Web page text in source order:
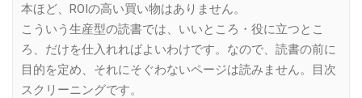
本ほど、ROIの高い買い物はありません。
こういう生産型の読書では、いいところ・役に立つとこ
ろ、だけを仕入れればよいわけです。なので、読書の前に
目的を定め、それにそぐわないページは読みません。目次
スクリーニングです。